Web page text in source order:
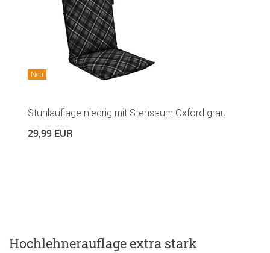
Neu
Stuhlauflage niedrig mit Stehsaum Oxford grau
29,99 EUR
Hochlehnerauflage extra stark